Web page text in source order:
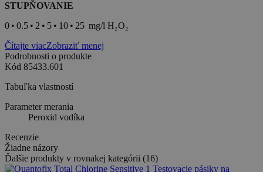
STUPŇOVANIE
0 • 0.5 • 2 • 5 • 10 • 25 mg/l H₂O₂
Čítajte viacZobraziť menej
Podrobnosti o produkte
Kód 85433.601
Tabuľka vlastností
Parameter merania
Peroxid vodíka
Recenzie
Žiadne názory
Ďalšie produkty v rovnakej kategórii (16)